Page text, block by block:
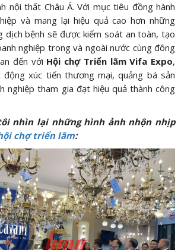
nội thất Châu Á. Với mục tiêu đồng hành
và mang lại hiệu quả cao hơn những
dịch bệnh sẽ được kiểm soát an toàn, tạo
nghiệp trong và ngoài nước cùng đông
đến với Hội chợ Triển lãm Vifa Expo,
xúc tiến thương mại, quảng bá sản
nghiệp tham gia đạt hiệu quả thành công
nhìn lại những hình ảnh nhộn nhịp
chợ triển lãm: